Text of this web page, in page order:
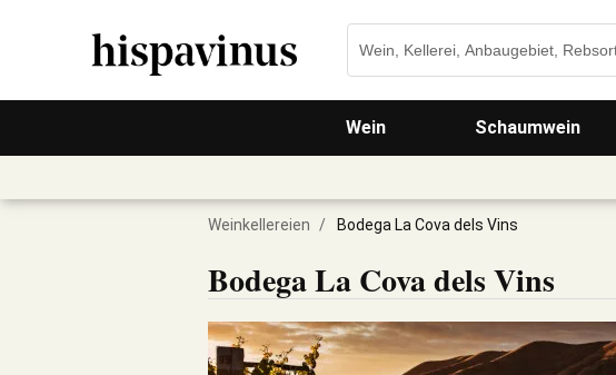
Wein Schaumwein
Weinkellereien / Bodega La Cova dels Vins
Bodega La Cova dels Vins